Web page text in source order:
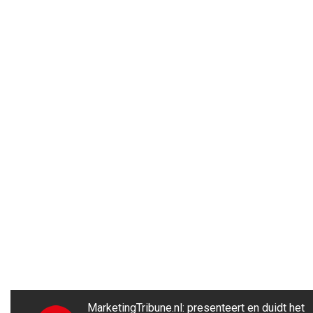
MarketingTribune.nl: presenteert en duidt het